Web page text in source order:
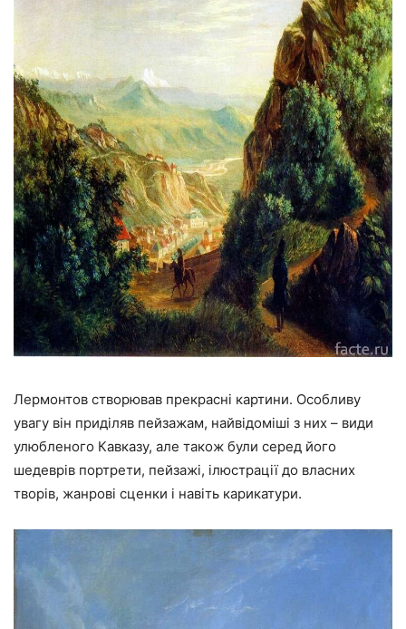
Лермонтов створював прекрасні картини. Особливу
увагу він приділяв пейзажам, найвідоміші з них – види
улюбленого Кавказу, але також були серед його
шедеврів портрети, пейзажі, ілюстрації до власних
творів, жанрові сценки і навіть карикатури.